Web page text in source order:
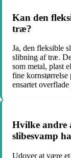
Kan den
træ?
Ja, den fleksible
slibning af træ.
som metal, plast
fine kornstørrelse
ensartet
Hvilke andre
slibesvamp
Udover at være